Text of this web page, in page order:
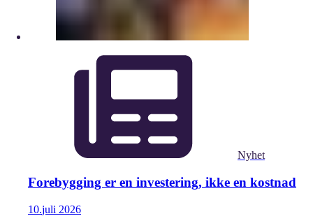
Nyhet
Forebygging er en investering, ikke en kostnad
10.juli 2026